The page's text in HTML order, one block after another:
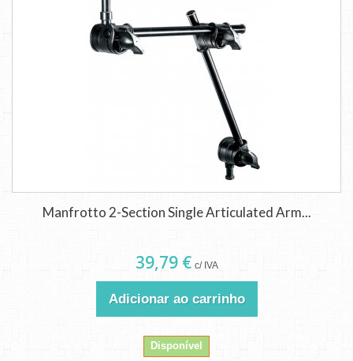
Manfrotto 2-Section Single Articulated Arm...
39,79 € c/ IVA
Adicionar ao carrinho
Disponível